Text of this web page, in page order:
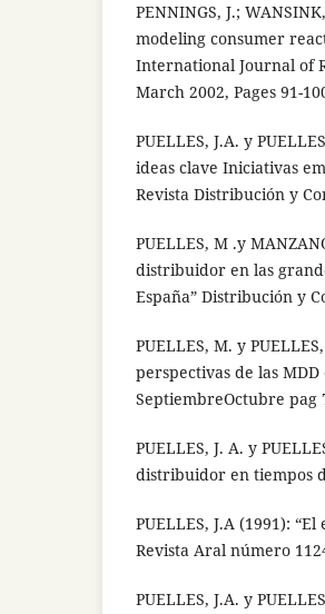
PENNINGS, J.;
modeling consumer
International Journal of
March 2002, Pages 91-
PUELLES, J.A. y
ideas clave Iniciativas
Revista Distribución y
PUELLES, M .y
distribuidor en las
España” Distribución y
PUELLES, M. y
perspectivas de las
SeptiembreOctubre pag
PUELLES, J. A. y
distribuidor en tiempos
PUELLES, J.A (1991):
Revista Aral número
PUELLES, J.A. y